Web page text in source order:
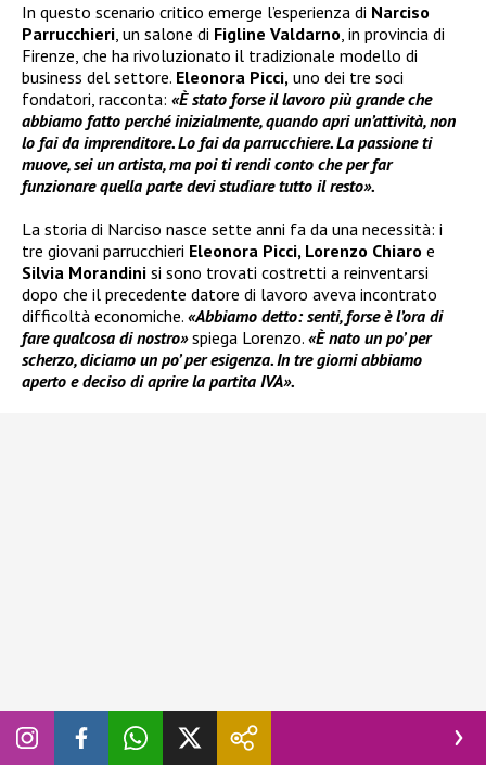
In questo scenario critico emerge l’esperienza di Narciso
Parrucchieri, un salone di Figline Valdarno, in provincia di
Firenze, che ha rivoluzionato il tradizionale modello di
business del settore. Eleonora Picci, uno dei tre soci
fondatori, racconta: «È stato forse il lavoro più grande che
abbiamo fatto perché inizialmente, quando apri un’attività, non
lo fai da imprenditore. Lo fai da parrucchiere. La passione ti
muove, sei un artista, ma poi ti rendi conto che per far
funzionare quella parte devi studiare tutto il resto».
La storia di Narciso nasce sette anni fa da una necessità: i
tre giovani parrucchieri Eleonora Picci, Lorenzo Chiaro e
Silvia Morandini si sono trovati costretti a reinventarsi
dopo che il precedente datore di lavoro aveva incontrato
difficoltà economiche. «Abbiamo detto: senti, forse è l’ora di
fare qualcosa di nostro»spiega Lorenzo. «È nato un po’ per
scherzo, diciamo un po’ per esigenza. In tre giorni abbiamo
aperto e deciso di aprire la partita IVA».